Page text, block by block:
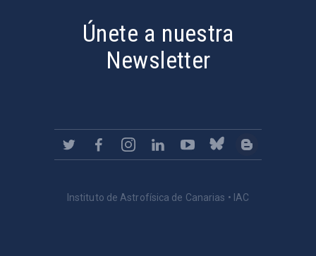
Únete a nuestra
Newsletter
Instituto de Astrofísica de Canarias • IAC